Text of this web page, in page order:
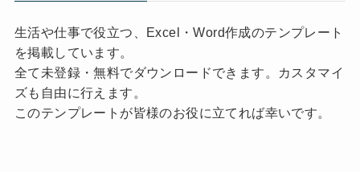
生活や仕事で役立つ、Excel・Word作成のテンプレート
を掲載しています。
全て未登録・無料でダウンロードできます。カスタマイ
ズも自由に行えます。
このテンプレートが皆様のお役に立てれば幸いです。